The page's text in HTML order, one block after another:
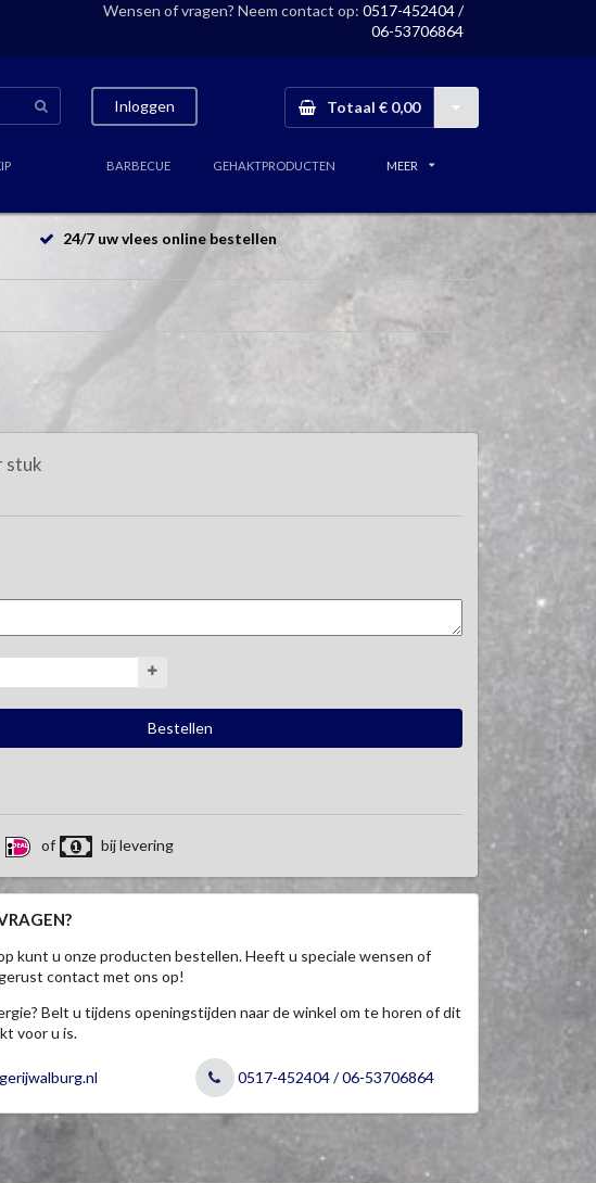
Wensen of vragen? Neem contact op: 0517-452404 /
06-53706864
Inloggen Totaal € 0,00
BARBECUE GEHAKTPRODUCTEN MEER
24/7 uw vlees online bestellen
stuk
of bij levering
kunt u onze producten bestellen. Heeft u speciale wensen of
contact met ons op!
Belt u tijdens openingstijden naar de winkel om te horen of dit
voor u is.
0517-452404 / 06-53706864